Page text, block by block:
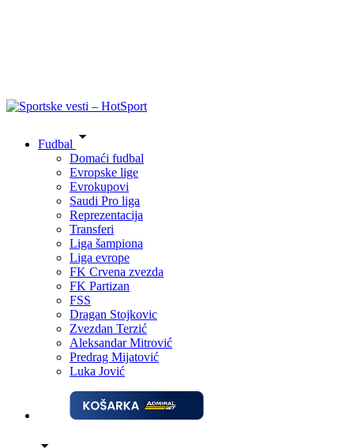
Fudbal
Domaći fudbal
Evropske lige
Evrokupovi
Saudi Pro liga
Reprezentacija
Transferi
Liga šampiona
Liga evrope
FK Crvena zvezda
FK Partizan
FSS
Dragan Stojkovic
Zvezdan Terzić
Aleksandar Mitrović
Predrag Mijatović
Luka Jović